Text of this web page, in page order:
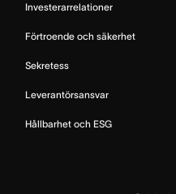
Investerarrelationer
Förtroende och säkerhet
Sekretess
Leverantörsansvar
Hållbarhet och ESG